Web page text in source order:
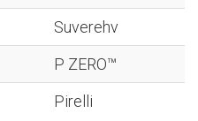
Suverehv
P ZERO™
Pirelli